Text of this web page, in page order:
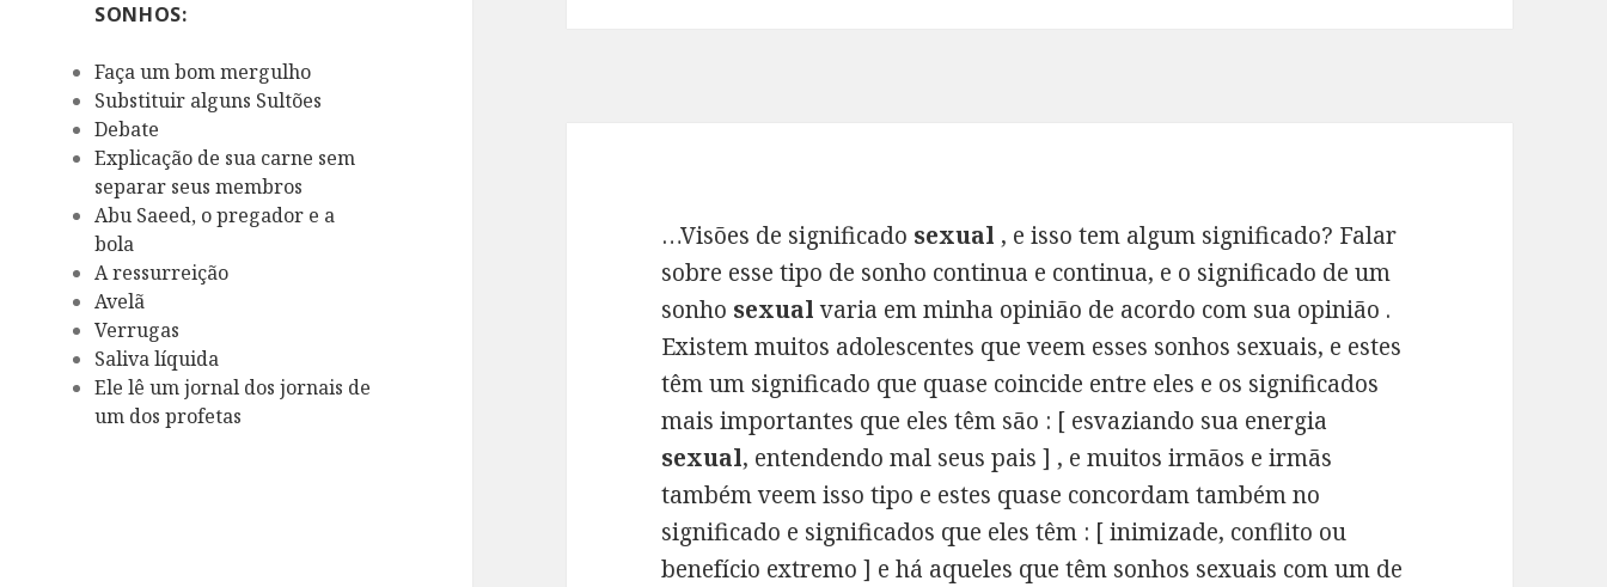
SONHOS:
Faça um bom mergulho
Substituir alguns Sultões
Debate
Explicação de sua carne sem
separar seus membros
Abu Saeed, o pregador e a
bola
A ressurreição
Avelã
Verrugas
Saliva líquida
Ele lê um jornal dos jornais de
um dos profetas
…Visões de significado sexual , e isso tem algum significado? Falar
sobre esse tipo de sonho continua e continua, e o significado de um
sonho sexualvaria em minha opinião de acordo com sua opinião .
Existem muitos adolescentes que veem esses sonhos sexuais, e estes
têm um significado que quase coincide entre eles e os significados
mais importantes que eles têm são : [ esvaziando sua energia
sexual, entendendo mal seus pais ] , e muitos irmãos e irmãs
também veem isso tipo e estes quase concordam também no
significado e significados que eles têm : [ inimizade, conflito ou
benefício extremo ] e há aqueles que têm sonhos sexuais com um de